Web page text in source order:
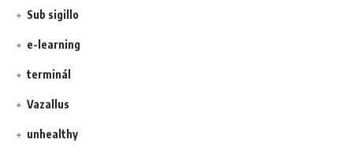
Sub sigillo
e-learning
terminál
Vazallus
unhealthy